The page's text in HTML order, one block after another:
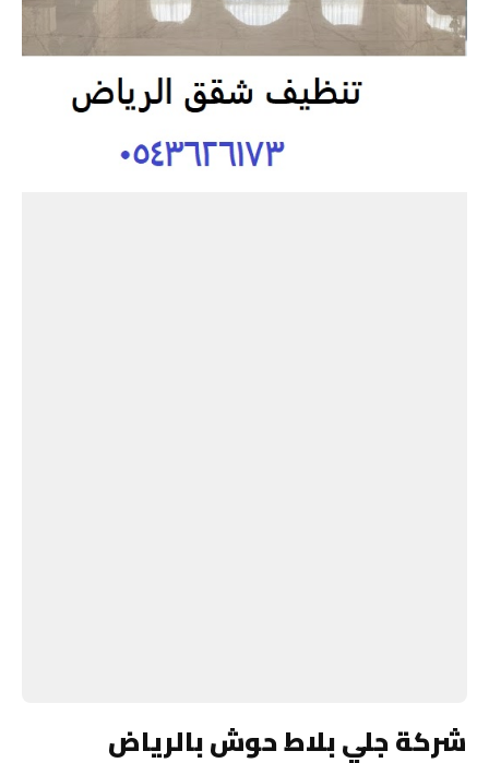
شركة جلي بلاط حوش بالرياض